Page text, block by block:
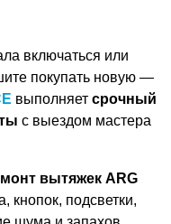
включаться или
покупать новую —
выполняет срочный
с выездом мастера
вытяжек ARG
кнопок, подсветки,